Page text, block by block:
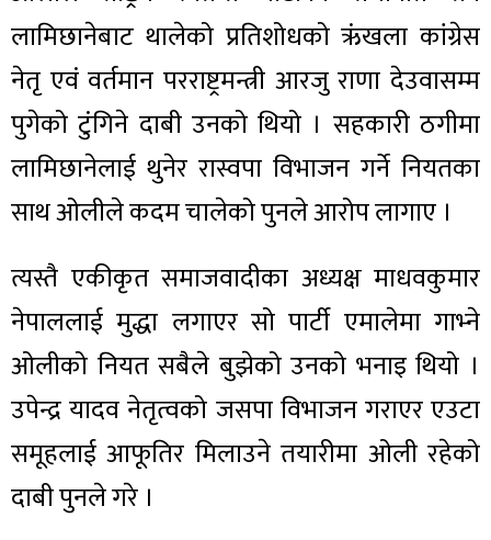
लामिछानेबाट थालेको प्रतिशोधको ऋंखला कांग्रेस
नेतृ एवं वर्तमान परराष्ट्रमन्त्री आरजु राणा देउवासम्म
पुगेको टुंगिने दाबी उनको थियो । सहकारी ठगीमा
लामिछानेलाई थुनेर रास्वपा विभाजन गर्ने नियतका
साथ ओलीले कदम चालेको पुनले आरोप लागाए ।
त्यस्तै एकीकृत समाजवादीका अध्यक्ष माधवकुमार
नेपाललाई मुद्धा लगाएर सो पार्टी एमालेमा गाभ्ने
ओलीको नियत सबैले बुझेको उनको भनाइ थियो ।
उपेन्द्र यादव नेतृत्वको जसपा विभाजन गराएर एउटा
समूहलाई आफूतिर मिलाउने तयारीमा ओली रहेको
दाबी पुनले गरे ।